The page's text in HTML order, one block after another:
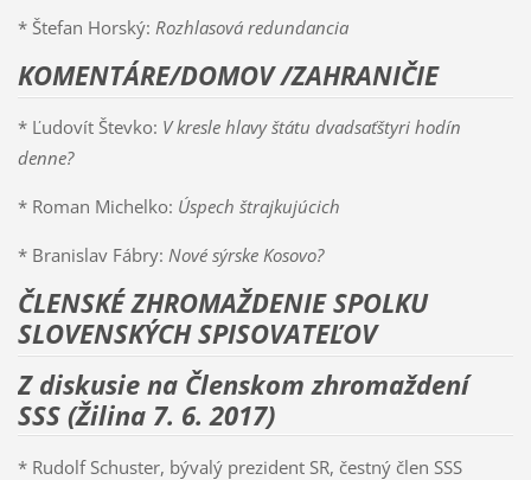
* Štefan Horský: Rozhlasová redundancia
KOMENTÁRE/DOMOV /ZAHRANIČIE
* Ľudovít Števko: V kresle hlavy štátu dvadsaťštyri hodín
denne?
* Roman Michelko: Úspech štrajkujúcich
* Branislav Fábry: Nové sýrske Kosovo?
ČLENSKÉ ZHROMAŽDENIE SPOLKU
SLOVENSKÝCH SPISOVATEĽOV
Z diskusie na Členskom zhromaždení
SSS (Žilina 7. 6. 2017)
* Rudolf Schuster, bývalý prezident SR, čestný člen SSS